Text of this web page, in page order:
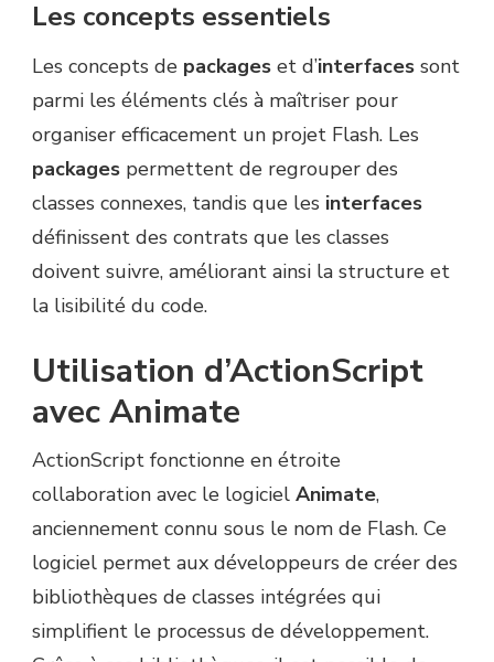
Les concepts essentiels
Les concepts de packages et d’interfaces sont
parmi les éléments clés à maîtriser pour
organiser efficacement un projet Flash. Les
packages permettent de regrouper des
classes connexes, tandis que les interfaces
définissent des contrats que les classes
doivent suivre, améliorant ainsi la structure et
la lisibilité du code.
Utilisation d’ActionScript
avec Animate
ActionScript fonctionne en étroite
collaboration avec le logiciel Animate,
anciennement connu sous le nom de Flash. Ce
logiciel permet aux développeurs de créer des
bibliothèques de classes intégrées qui
simplifient le processus de développement.